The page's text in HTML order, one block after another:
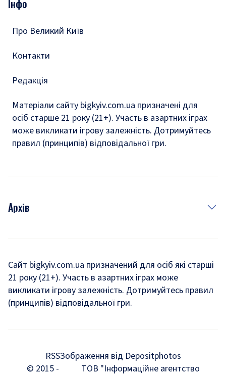
Тести
Інфо
Про Великий Київ
Контакти
Редакція
Матеріали сайту bigkyiv.com.ua призначені для
осіб старше 21 року (21+). Участь в азартних іграх
може викликати ігрову залежність. Дотримуйтесь
правил (принципів) відповідальної гри.
Архів
Комуналка
Хроніки війни
Мегаполіс
Сайт bigkyiv.com.ua призначений для осіб які старші
21 року (21+). Участь в азартних іграх може
викликати ігрову залежність. Дотримуйтесь правил
(принципів) відповідальної гри.
RSSЗображення від Depositphotos
© 2015 -
ТОВ "Інформаційне агентство